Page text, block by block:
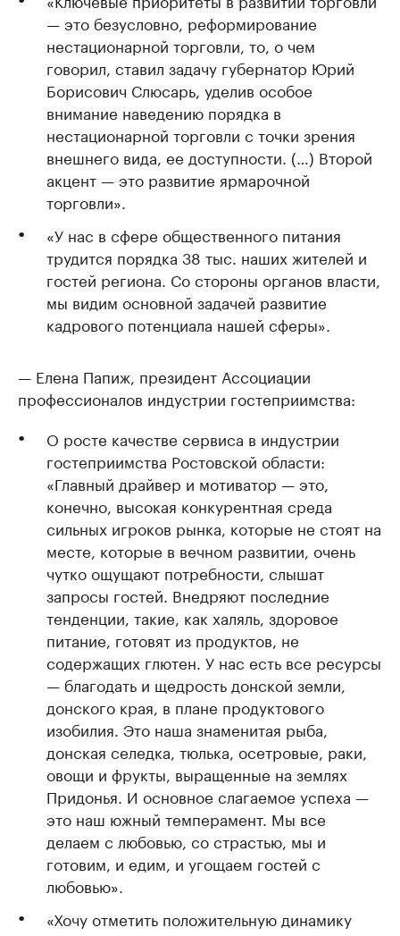
— это безусловно, реформирование
нестационарной торговли, то, о чем
говорил, ставил задачу губернатор Юрий
Борисович Слюсарь, уделив особое
внимание наведению порядка в
нестационарной торговли с точки зрения
внешнего вида, ее доступности. (…) Второй
акцент — это развитие ярмарочной
торговли».
«У нас в сфере общественного питания
трудится порядка 38 тыс. наших жителей и
гостей региона. Со стороны органов власти,
мы видим основной задачей развитие
кадрового потенциала нашей сферы».
— Елена Папиж, президент Ассоциации
профессионалов индустрии гостеприимства:
О росте качестве сервиса в индустрии
гостеприимства Ростовской области:
«Главный драйвер и мотиватор — это,
конечно, высокая конкурентная среда
сильных игроков рынка, которые не стоят на
месте, которые в вечном развитии, очень
чутко ощущают потребности, слышат
запросы гостей. Внедряют последние
тенденции, такие, как халяль, здоровое
питание, готовят из продуктов, не
содержащих глютен. У нас есть все ресурсы
— благодать и щедрость донской земли,
донского края, в плане продуктового
изобилия. Это наша знаменитая рыба,
донская селедка, тюлька, осетровые, раки,
овощи и фрукты, выращенные на землях
Придонья. И основное слагаемое успеха —
это наш южный темперамент. Мы все
делаем с любовью, со страстью, мы и
готовим, и едим, и угощаем гостей с
любовью».
«Хочу отметить положительную динамику